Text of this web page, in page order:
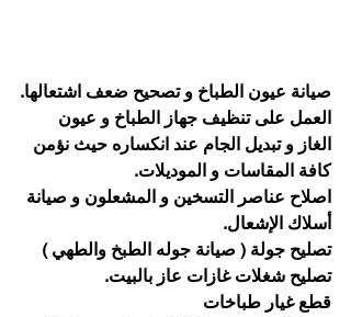
صيانة عيون الطباخ و تصحيح ضعف اشتعالها.
العمل على تنظيف جهاز الطباخ و عيون
الغاز و تبديل الجام عند انكساره حيث نؤمن
كافة المقاسات و الموديلات.
اصلاح عناصر التسخين و المشعلون و صيانة
أسلاك الإشعال.
تصليح جولة ( صيانة جوله الطبخ والطهي )
تصليح شغلات غازات عاز بالبيت.
قطع غيار طباخات